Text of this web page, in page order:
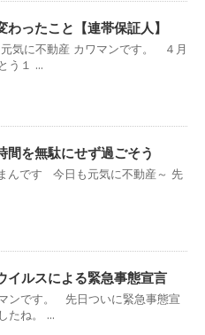
わったこと【連帯保証人】
気に不動産 カワマンです。 ４月
う１ ...
間を無駄にせず過ごそう
んです 今日も元気に不動産～ 先
イルスによる緊急事態宣言
ンです。 先日ついに緊急事態宣
たね。 ...